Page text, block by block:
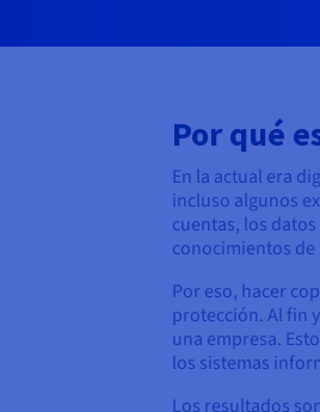
Por qué
En la actual era
incluso algunos
cuentas, los
conocimientos
Por eso, hacer
protección. Al fin
una empresa.
los sistemas
Los resultados